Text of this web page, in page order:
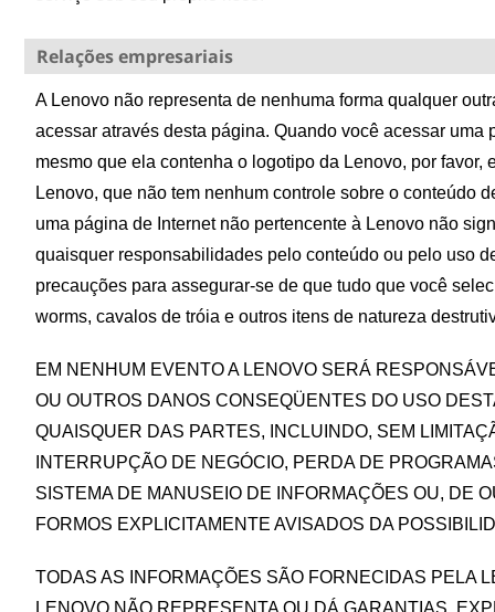
Relações empresariais
A Lenovo não representa de nenhuma forma qualquer
acessar através desta página. Quando você acessar uma
mesmo que ela contenha o logotipo da Lenovo, por
Lenovo, que não tem nenhum controle sobre o conteúdo
uma página de Internet não pertencente à Lenovo não
quaisquer responsabilidades pelo conteúdo ou pelo uso
precauções para assegurar-se de que tudo que você
worms, cavalos de tróia e outros itens de natureza
EM NENHUM EVENTO A LENOVO SERÁ
OU OUTROS DANOS CONSEQÜENTES DO USO
QUAISQUER DAS PARTES, INCLUINDO, SEM
INTERRUPÇÃO DE NEGÓCIO, PERDA DE
SISTEMA DE MANUSEIO DE INFORMAÇÕES OU, DE
FORMOS EXPLICITAMENTE AVISADOS DA
TODAS AS INFORMAÇÕES SÃO FORNECIDAS PELA
LENOVO NÃO REPRESENTA OU DÁ GARANTIAS,